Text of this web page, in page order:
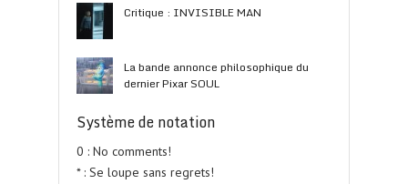
Critique : INVISIBLE MAN
La bande annonce philosophique du
dernier Pixar SOUL
Système de notation
0 : No comments!
* : Se loupe sans regrets!